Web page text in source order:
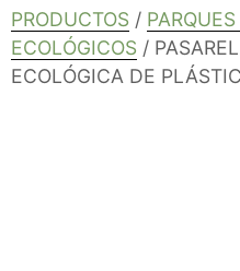
PRODUCTOS /
ECOLÓGICOS /
ECOLÓGICA DE